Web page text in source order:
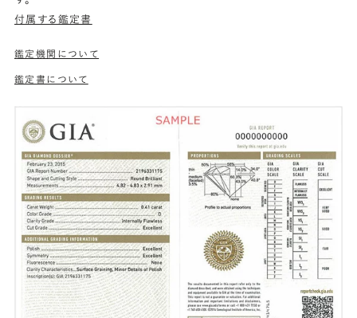
付属する鑑定書
鑑定機関について
鑑定書について